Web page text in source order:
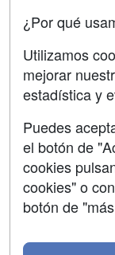
Contactar
Aviso legal
Copyleft
¿Por qué
Utilizamos
mejorar
estadística y
Puedes
el botón de
cookies
cookies" o
botón de